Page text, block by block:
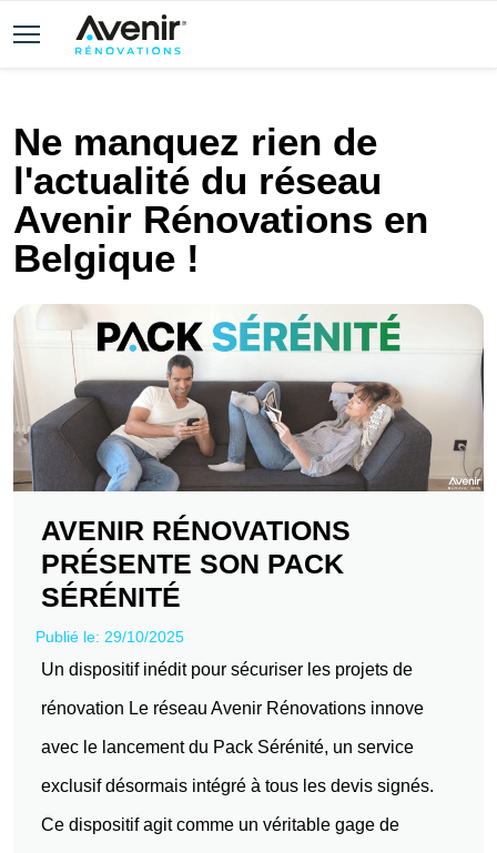
Ne manquez rien de
l'actualité du réseau
Avenir Rénovations en
Belgique !
AVENIR RÉNOVATIONS
PRÉSENTE SON PACK
SÉRÉNITÉ
Publié le: 29/10/2025
Un dispositif inédit pour sécuriser les projets de
rénovation Le réseau Avenir Rénovations innove
avec le lancement du Pack Sérénité, un service
exclusif désormais intégré à tous les devis signés.
Ce dispositif agit comme un véritable gage de